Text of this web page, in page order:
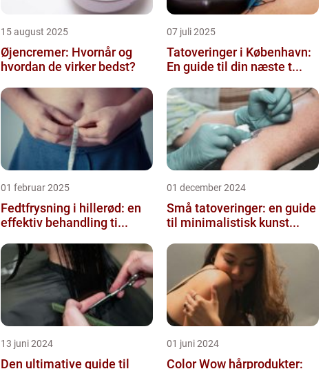
15 august 2025
Øjencremer: Hvornår og
hvordan de virker bedst?
07 juli 2025
Tatoveringer i København:
En guide til din næste t...
01 februar 2025
Fedtfrysning i hillerød: en
effektiv behandling ti...
01 december 2024
Små tatoveringer: en guide
til minimalistisk kunst...
13 juni 2024
Den ultimative guide til
01 juni 2024
Color Wow hårprodukter: